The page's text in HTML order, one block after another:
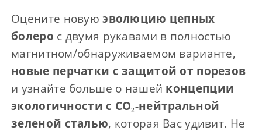
Оцените новуюэволюцию цепных
болеро с двумя рукавами в полностью
магнитном/обнаруживаемом варианте,
новые перчатки с защитой от порезов
и узнайте больше о нашей концепции
экологичности с CO₂-нейтральной
зеленой сталью, которая Вас удивит. Не